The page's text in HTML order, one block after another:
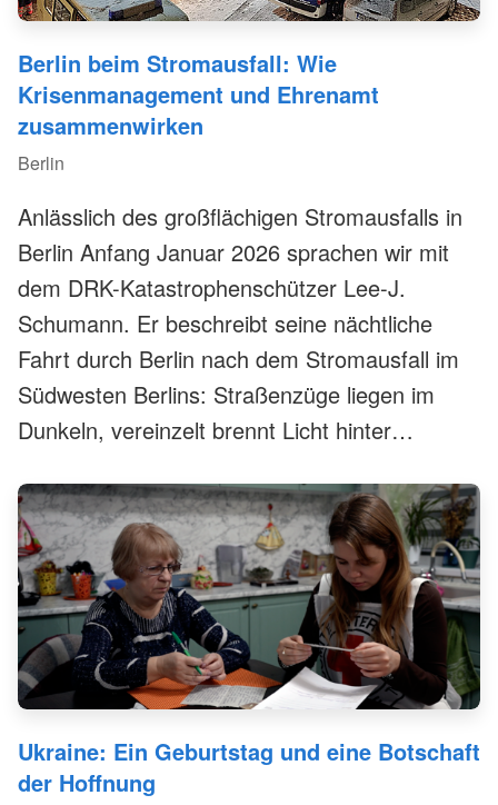
Berlin beim Stromausfall: Wie
Krisenmanagement und Ehrenamt
zusammenwirken
Berlin
Anlässlich des großflächigen Stromausfalls in
Berlin Anfang Januar 2026 sprachen wir mit
dem DRK-Katastrophenschützer Lee-J.
Schumann. Er beschreibt seine nächtliche
Fahrt durch Berlin nach dem Stromausfall im
Südwesten Berlins: Straßenzüge liegen im
Dunkeln, vereinzelt brennt Licht hinter
Taschenlampen durch den Schnee. In dieser
gespenstischen Stille wird spürbar, wie fragil
der Alltag ist – und wie entscheidend
funktionierender Katastrophenschutz, wenn
plötzlich nichts mehr selbstverständlich ist.
Ukraine: Ein Geburtstag und eine Botschaft
der Hoffnung